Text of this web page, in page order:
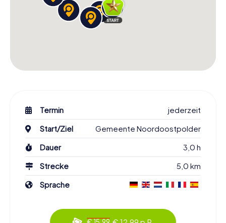
Termin
jederzeit
Start/Ziel
Gemeente Noordoostpolder
Dauer
3,0 h
Strecke
5,0 km
Sprache